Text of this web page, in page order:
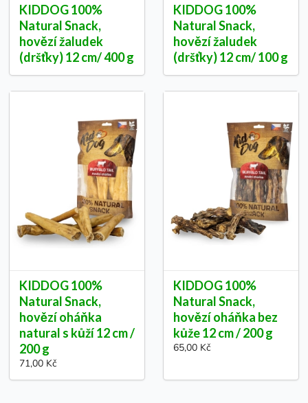
KIDDOG 100%
Natural Snack,
hovězí žaludek
(dršťky) 12 cm/ 400 g
KIDDOG 100%
Natural Snack,
hovězí žaludek
(dršťky) 12 cm/ 100 g
KIDDOG 100%
Natural Snack,
hovězí oháňka
natural s kůží 12 cm /
200 g
71,00 Kč
KIDDOG 100%
Natural Snack,
hovězí oháňka bez
kůže 12 cm / 200 g
65,00 Kč